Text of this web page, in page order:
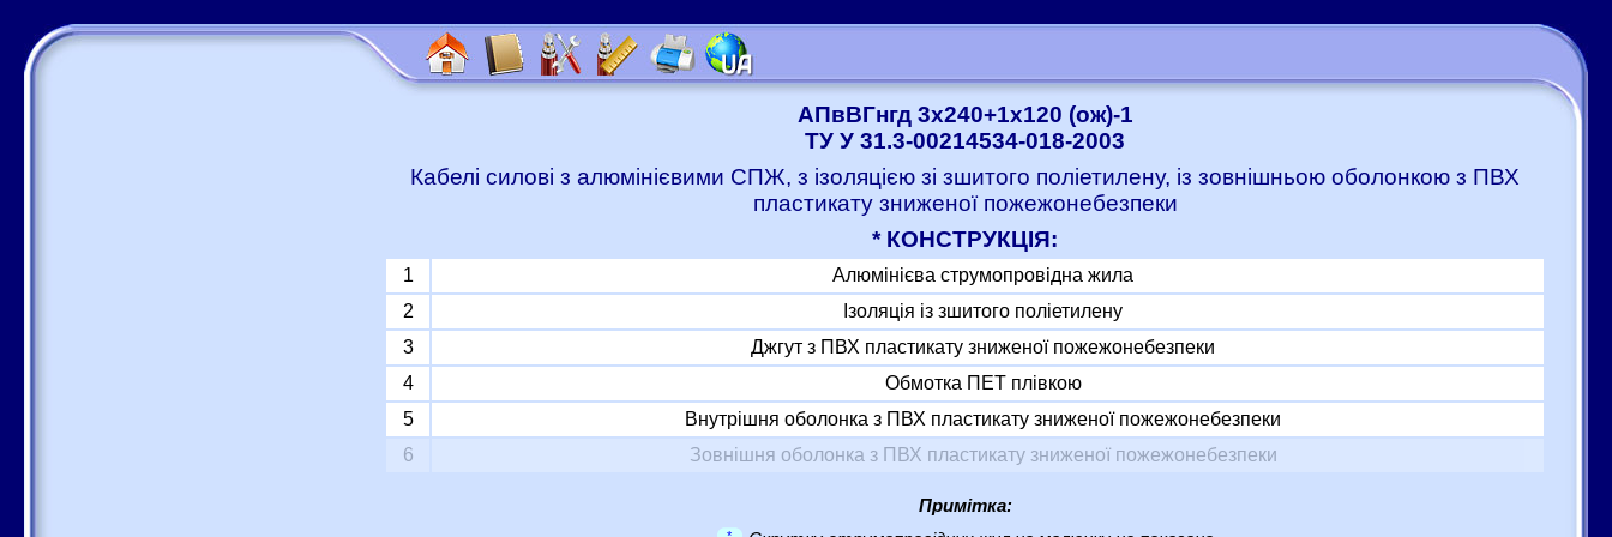
АПвВГнгд 3x240+1x120 (ож)-1
ТУ У 31.3-00214534-018-2003
Кабелі силові з алюмінієвими СПЖ, з ізоляцією зі зшитого поліетилену, із зовнішньою оболонкою з ПВХ
пластикату зниженої пожежонебезпеки
* КОНСТРУКЦІЯ:
1
Алюмінієва струмопровідна жила
2
Ізоляція із зшитого поліетилену
3
Джгут з ПВХ пластикату зниженої пожежонебезпеки
4
Обмотка ПЕТ плівкою
5
Внутрішня оболонка з ПВХ пластикату зниженої пожежонебезпеки
6
Зовнішня оболонка з ПВХ пластикату зниженої пожежонебезпеки
Примітка: